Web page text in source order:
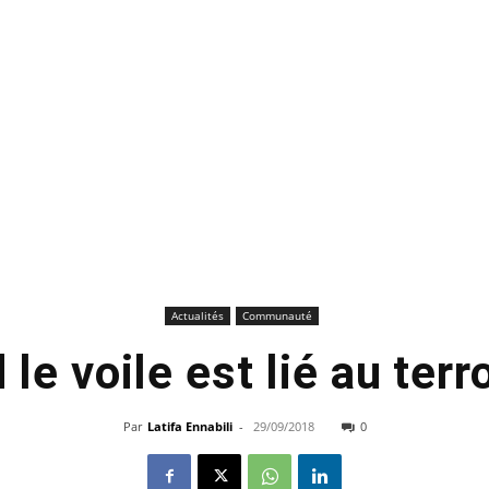
Actualités Communauté
le voile est lié au
Par Latifa Ennabili - 29/09/2018 0